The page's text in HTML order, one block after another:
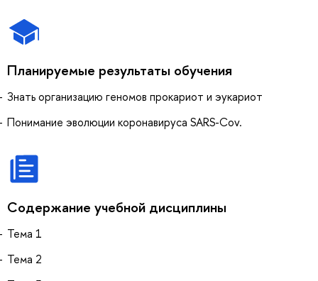
Планируемые результаты обучения
Знать организацию геномов прокариот и эукариот
Понимание эволюции коронавируса SARS-Cov.
Содержание учебной дисциплины
Тема 1
Тема 2